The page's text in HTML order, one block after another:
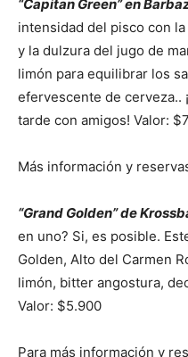
“Capitan Green” en
intensidad del pisco con
y la dulzura del jugo de
limón para equilibrar los
efervescente de cerveza..
tarde con amigos! Valor:
Más información y
“Grand Golden” de
en uno? Si, es posible.
Golden, Alto del Carmen
limón, bitter angostura,
Valor: $5.900
Para más información y